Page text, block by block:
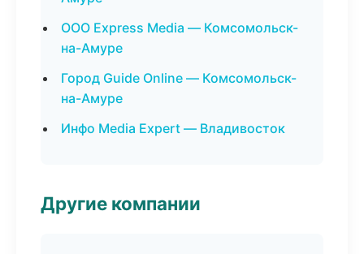
ООО Express Media — Комсомольск-
на-Амуре
Город Guide Online — Комсомольск-
на-Амуре
Инфо Media Expert — Владивосток
Другие компании